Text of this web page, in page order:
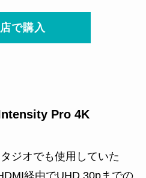
で購入
Pro 4K
ジオでも使用していた
経由でUHD 30pまでの